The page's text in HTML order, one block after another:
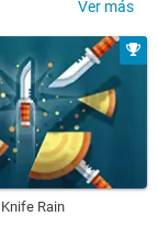
Ver más
Knife Rain